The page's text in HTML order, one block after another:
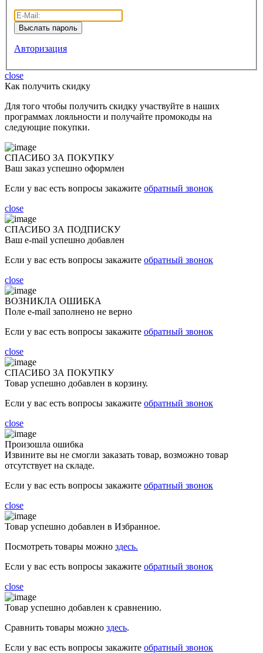
Авторизация
close
Как получить скидку
Для того чтобы получить скидку участвуйте в наших
программах лояльности и получайте промокоды на
следующие покупки.
СПАСИБО ЗА ПОКУПКУ
Ваш заказ успешно оформлен
Если у вас есть вопросы закажите обратный звонок
close
СПАСИБО ЗА ПОДПИСКУ
Ваш e-mail успешно добавлен
Если у вас есть вопросы закажите обратный звонок
close
ВОЗНИКЛА ОШИБКА
Поле e-mail заполнено не верно
Если у вас есть вопросы закажите обратный звонок
close
СПАСИБО ЗА ПОКУПКУ
Товар успешно добавлен в корзину.
Если у вас есть вопросы закажите обратный звонок
close
Произошла ошибка
Извините вы не смогли заказать товар, возможно товар
отсутствует на складе.
Если у вас есть вопросы закажите обратный звонок
close
Товар успешно добавлен в Избранное.
Посмотреть товары можно здесь.
Если у вас есть вопросы закажите обратный звонок
close
Товар успешно добавлен к сравнению.
Сравнить товары можно здесь.
Если у вас есть вопросы закажите обратный звонок